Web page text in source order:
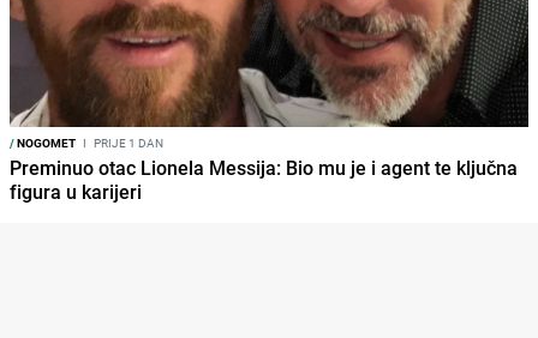
/NOGOMET I PRIJE 1 DAN
Preminuo otac Lionela Messija: Bio mu je i agent te ključna
figura u karijeri